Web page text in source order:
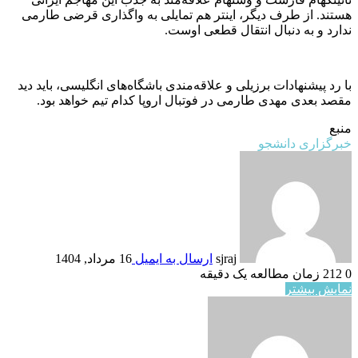
هستند. از طرف دیگر، اینتر هم تمایلی به واگذاری قرضی طارمی
ندارد و به دنبال انتقال قطعی اوست.
با رد پیشنهادات برزیلی و علاقه‌مندی باشگاه‌های انگلیسی، باید دید
مقصد بعدی مهدی طارمی در فوتبال اروپا کدام تیم خواهد بود.
منبع
خبرگزاری دانشجو
sjraj ارسال به ایمیل 16 مرداد, 1404
0
زمان مطالعه یک دقیقه
نمایش بیشتر